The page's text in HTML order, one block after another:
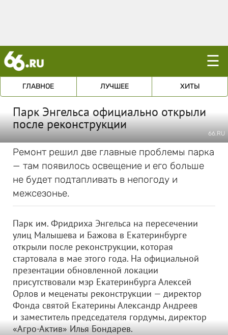
☰
ГЛАВНОЕ ЛУЧШЕЕ ХИТЫ
Парк Энгельса официально открыли
после реконструкции
66.RU
Ремонт решил две главные проблемы парка
— там появилось освещение и его больше
не будет подтапливать в непогоду и
межсезонье.
Парк им. Фридриха Энгельса на пересечении
улиц Малышева и Бажова в Екатеринбурге
открыли после реконструкции, которая
стартовала в мае этого года. На официальной
презентации обновленной локации
присутствовали мэр Екатеринбурга Алексей
Орлов и меценаты реконструкции — директор
Фонда святой Екатерины Александр Андреев
и заместитель председателя гордумы, директор
«Агро-Актив» Илья Бондарев.